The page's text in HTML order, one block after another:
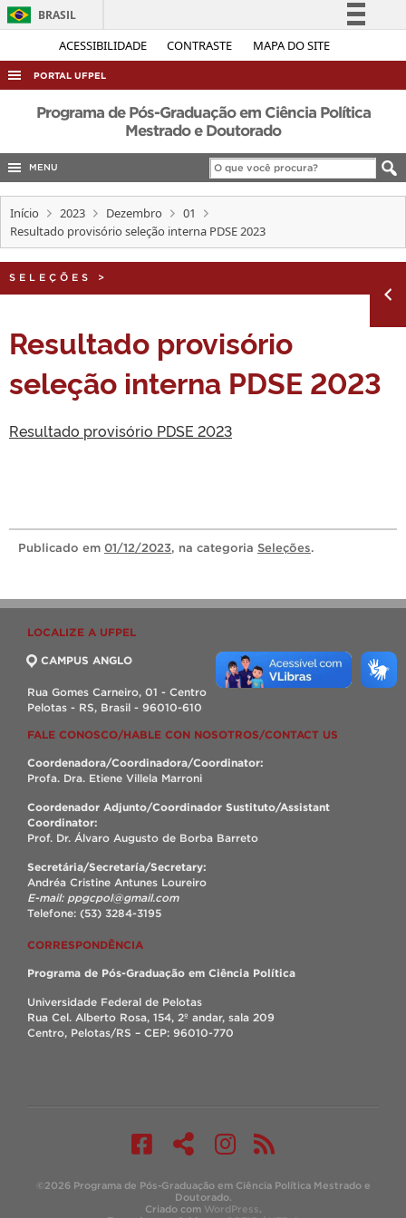
ACESSIBILIDADE CONTRASTE MAPA DO SITE
BRASIL
Simplifique!
Acesso à informação
Legislação
Canais
PORTAL UFPEL
ACESSO À INFORMAÇÃO
COBALTO
CONCURSOS
EDITAIS
INTERNACIONAL
TELEFONES
Programa de Pós-Graduação em Ciência Política
Mestrado e Doutorado
MENU
Início 2023 Dezembro
01
Resultado provisório seleção interna PDSE 2023
SELEÇÕES >
Resultado provisório
seleção interna PDSE 2023
Resultado provisório PDSE 2023
Publicado em 01/12/2023, na categoria Seleções.
LOCALIZE A UFPEL
CAMPUS ANGLO
Rua Gomes Carneiro, 01 - Centro
Pelotas - RS, Brasil - 96010-610
FALE CONOSCO/HABLE CON NOSOTROS/CONTACT US
Coordenadora/Coordinadora/Coordinator:
Profa. Dra. Etiene Villela Marroni
Coordenador Adjunto/Coordinador Sustituto/Assistant
Coordinator:
Prof. Dr. Álvaro Augusto de Borba Barreto
Secretária/Secretaría/Secretary:
Andréa Cristine Antunes Loureiro
E-mail: ppgcpol@gmail.com
Telefone: (53) 3284-3195
CORRESPONDÊNCIA
Programa de Pós-Graduação em Ciência Política
Universidade Federal de Pelotas
Rua Cel. Alberto Rosa, 154, 2º andar, sala 209
Centro, Pelotas/RS – CEP: 96010-770
©2026 Programa de Pós-Graduação em Ciência Política Mestrado e
Doutorado.
Criado com WordPress.